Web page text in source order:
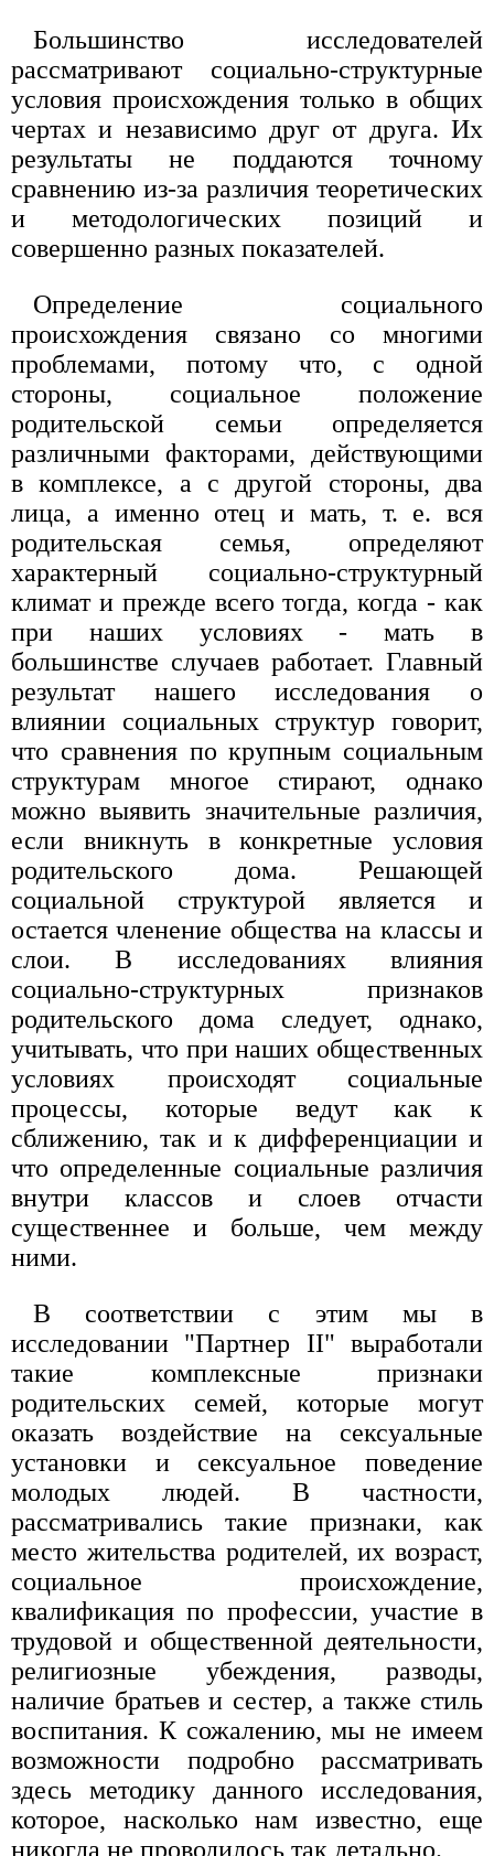
Большинство исследователей
рассматривают социально-структурные
условия происхождения только в общих
чертах и независимо друг от друга. Их
результаты не поддаются точному
сравнению из-за различия теоретических
и методологических позиций и
совершенно разных показателей.
Определение социального
происхождения связано со многими
проблемами, потому что, с одной
стороны, социальное положение
родительской семьи определяется
различными факторами, действующими
в комплексе, а с другой стороны, два
лица, а именно отец и мать, т. е. вся
родительская семья, определяют
характерный социально-структурный
климат и прежде всего тогда, когда - как
при наших условиях - мать в
большинстве случаев работает. Главный
результат нашего исследования о
влиянии социальных структур говорит,
что сравнения по крупным социальным
структурам многое стирают, однако
можно выявить значительные различия,
если вникнуть в конкретные условия
родительского дома. Решающей
социальной структурой является и
остается членение общества на классы и
слои. В исследованиях влияния
социально-структурных признаков
родительского дома следует, однако,
учитывать, что при наших общественных
условиях происходят социальные
процессы, которые ведут как к
сближению, так и к дифференциации и
что определенные социальные различия
внутри классов и слоев отчасти
существеннее и больше, чем между
ними.
В соответствии с этим мы в
исследовании "Партнер II" выработали
такие комплексные признаки
родительских семей, которые могут
оказать воздействие на сексуальные
установки и сексуальное поведение
молодых людей. В частности,
рассматривались такие признаки, как
место жительства родителей, их возраст,
социальное происхождение,
квалификация по профессии, участие в
трудовой и общественной деятельности,
религиозные убеждения, разводы,
наличие братьев и сестер, а также стиль
воспитания. К сожалению, мы не имеем
возможности подробно рассматривать
здесь методику данного исследования,
которое, насколько нам известно, еще
никогда не проводилось так детально.